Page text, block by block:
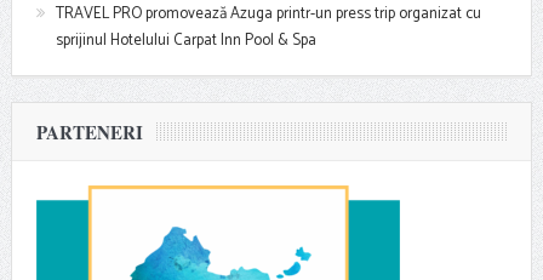
TRAVEL PRO promovează Azuga printr-un press trip organizat cu
sprijinul Hotelului Carpat Inn Pool & Spa
PARTENERI